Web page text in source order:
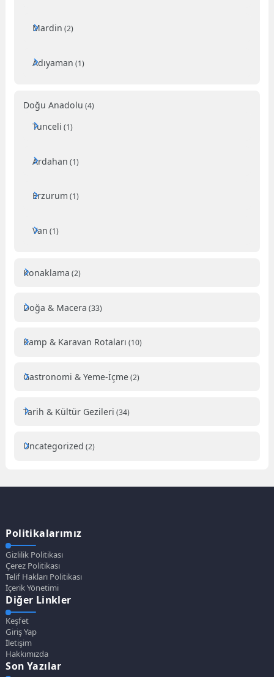
Mardin (2)
Adıyaman (1)
Doğu Anadolu (4)
Tunceli (1)
Ardahan (1)
Erzurum (1)
Van (1)
Konaklama (2)
Doğa & Macera (33)
Kamp & Karavan Rotaları (10)
Gastronomi & Yeme-İçme(2)
Tarih & Kültür Gezileri (34)
Uncategorized (2)
Politikalarımız
Gizlilik Politikası
Çerez Politikası
Telif Hakları Politikası
İçerik Yönetimi
Diğer Linkler
Keşfet
Giriş Yap
İletişim
Hakkımızda
Son Yazılar